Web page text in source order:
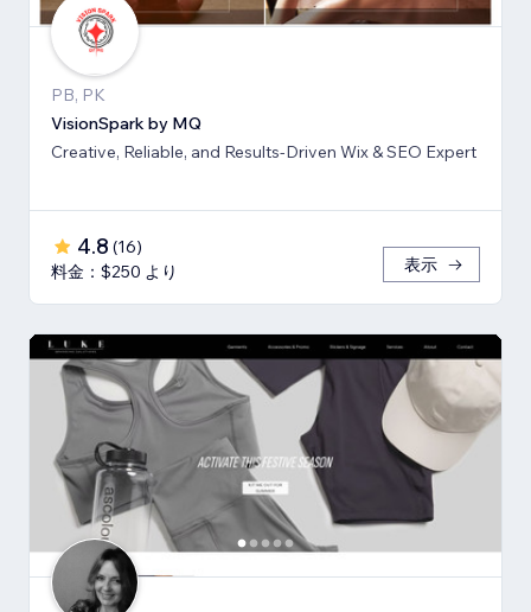
PB, PK
VisionSpark by MQ
Creative, Reliable, and Results-Driven Wix & SEO Expert
4.8 (16)
料金：$250 より
表示